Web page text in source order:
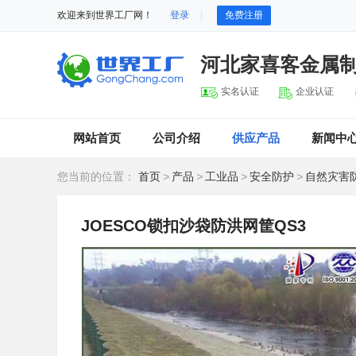
欢迎来到世界工厂网！ 登录 免费注册
河北家喜客金属
实名认证 企业认证
网站首页 公司介绍 供应产品 新闻中
您当前的位置： 首页 > 产品 > 工业品 >安全防护 > 自然灾害
JOESCO锁扣沙袋防洪网筐QS3